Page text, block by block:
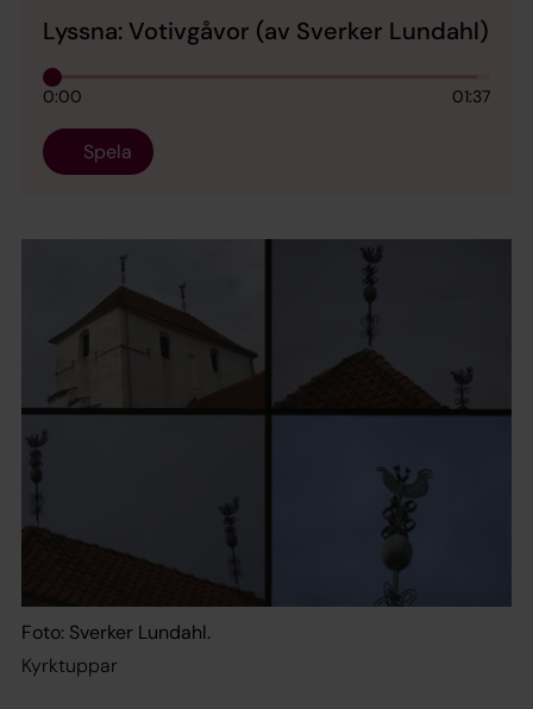
Lyssna: Votivgåvor (av Sverker Lundahl)
0:00 01:37
Spela
Foto: Sverker Lundahl.
Kyrktuppar